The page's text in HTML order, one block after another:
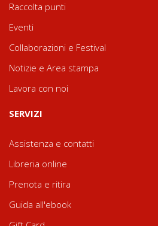
Raccolta punti
Eventi
Collaborazioni e Festival
Notizie e Area stampa
Lavora con noi
SERVIZI
Assistenza e contatti
Libreria online
Prenota e ritira
Guida all'ebook